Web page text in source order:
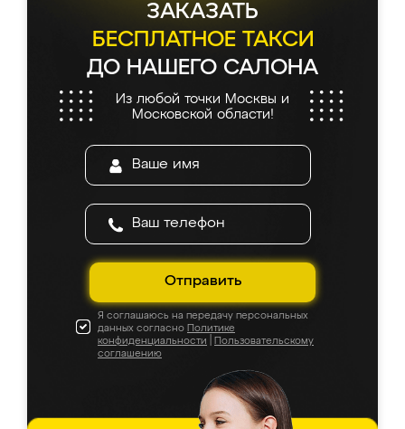
ЗАКАЗАТЬ
БЕСПЛАТНОЕ ТАКСИ
ДО НАШЕГО САЛОНА
Из любой точки Москвы и
Московской области!
Отправить
Я соглашаюсь на передачу персональных
данных согласно Политике
конфиденциальности
Пользовательскому
соглашению